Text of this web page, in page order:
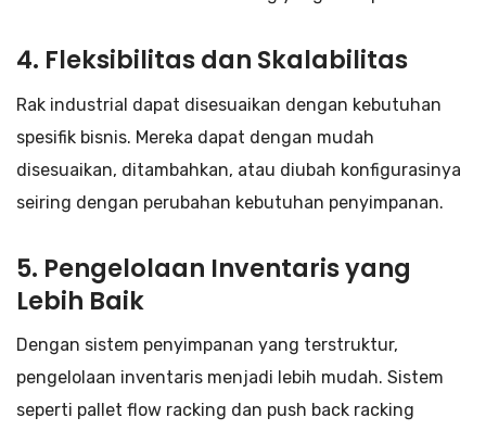
4. Fleksibilitas dan Skalabilitas
Rak industrial dapat disesuaikan dengan kebutuhan
spesifik bisnis. Mereka dapat dengan mudah
disesuaikan, ditambahkan, atau diubah konfigurasinya
seiring dengan perubahan kebutuhan penyimpanan.
5. Pengelolaan Inventaris yang
Lebih Baik
Dengan sistem penyimpanan yang terstruktur,
pengelolaan inventaris menjadi lebih mudah. Sistem
seperti pallet flow racking dan push back racking